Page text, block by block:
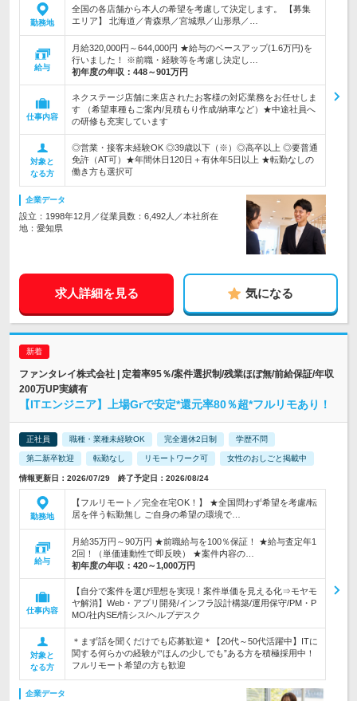
勤務地
全国の各店舗から本人の希望を考慮して決定します。 【募集
エリア】 北海道／青森県／宮城県／山形県／…
給与
月給320,000円～644,000円 ★給与のベースアップ(1.6万円)を
行いました！ ※前職・経験等を考慮し決定し…
初年度の年収： 448～901万円
仕事内容
ネクステージ店舗に来店されたお客様の対応業務をお任せしま
す （希望車種もご案内/見積もり作成/納車など）★中途社員へ
の研修も充実しています
対象と
なる方
◎営業・接客未経験OK ◎39歳以下（※）◎高卒以上 ◎要普通
免許（AT可）★年間休日120日＋有休年5日以上 ★転勤なしの
働き方も選択可
企業データ
設立：1998年12月／従業員数：6,492人／本社所在
地：愛知県
求人詳細を見る 気になる
ファンタレイ株式会社 | 定着率95％/案件選択制/残業ほぼ無/前給保証/年収
200万UP実績有
【ITエンジニア】上場Grで安定*還元率80％超*フルリモあり！
正社員 職種・業種未経験OK 完全週休2日制 学歴不問
第二新卒歓迎 転勤なし リモートワーク可 女性のおしごと掲載中
情報更新日：2026/07/29 終了予定日：2026/08/24
勤務地
【フルリモート／完全在宅OK！】 ★全国問わず希望を考慮/転
居を伴う転勤無し ご自身の希望の環境で…
給与
月給35万円～90万円 ★前職給与を100％保証！ ★給与査定年1
2回！（単価連動性で即反映） ★案件内容の…
初年度の年収： 420～1,000万円
仕事内容
【自分で案件を選び理想を実現！案件単価を見える化⇒モヤモ
ヤ解消】Web・アプリ開発/インフラ設計構築/運用保守/PM・P
MO/社内SE/情シス/ヘルプデスク
対象と
なる方
＊まず話を聞くだけでも応募歓迎＊【20代～50代活躍中】ITに
関する何らかの経験が“ほんの少しでも”ある方を積極採用中！
フルリモート希望の方も歓迎
企業データ